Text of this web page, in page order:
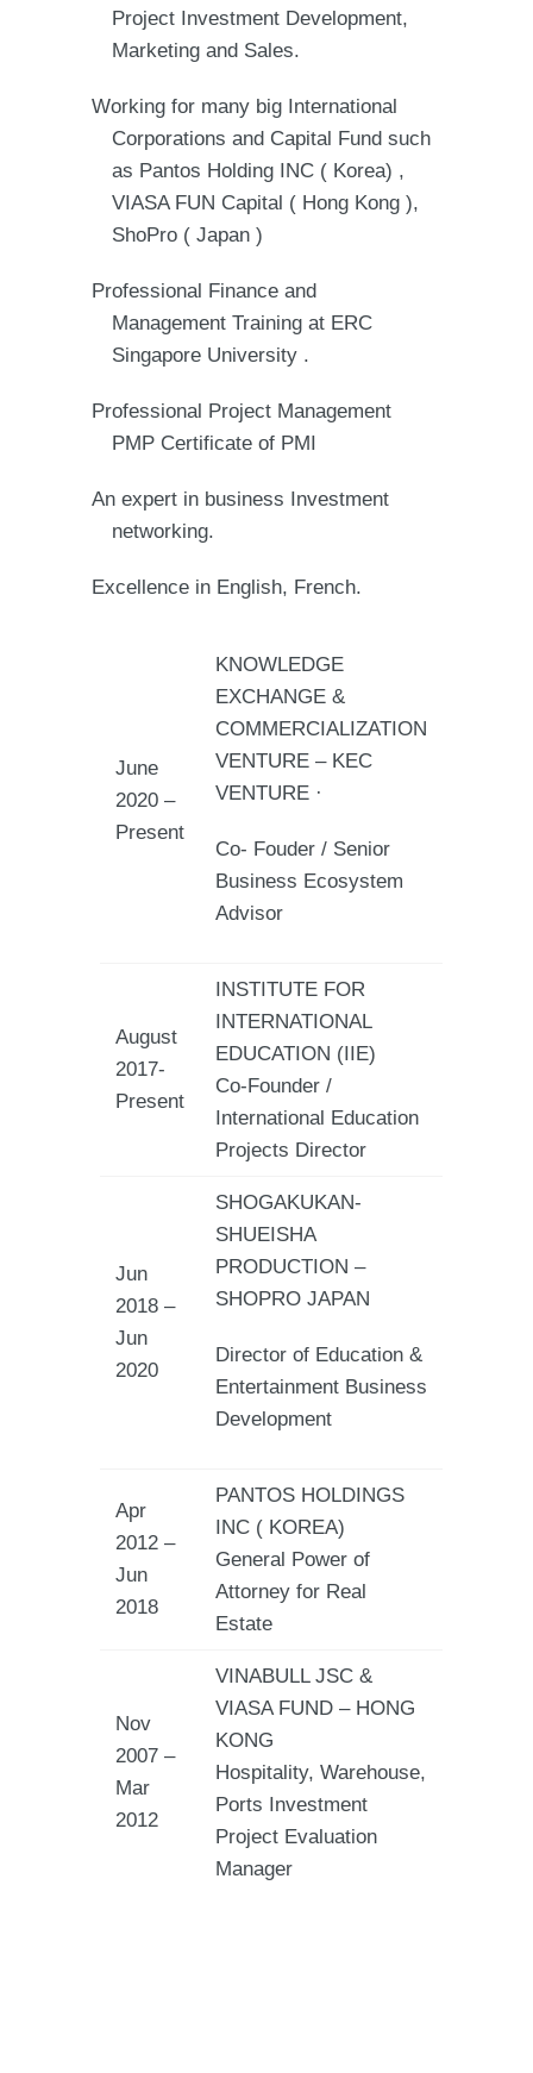
Project Investment Development,
Marketing and Sales.
Working for many big International
Corporations and Capital Fund such
as Pantos Holding INC ( Korea) ,
VIASA FUN Capital ( Hong Kong ),
ShoPro ( Japan )
Professional Finance and
Management Training at ERC
Singapore University .
Professional Project Management
PMP Certificate of PMI
An expert in business Investment
networking.
Excellence in English, French.
June
2020 –
Present
KNOWLEDGE
EXCHANGE &
COMMERCIALIZATION
VENTURE – KEC
VENTURE ·
Co- Fouder / Senior
Business Ecosystem
Advisor
August
2017-
Present
INSTITUTE FOR
INTERNATIONAL
EDUCATION (IIE)
Co-Founder /
International Education
Projects Director
Jun
2018 –
Jun
2020
SHOGAKUKAN-
SHUEISHA
PRODUCTION –
SHOPRO JAPAN
Director of Education &
Entertainment Business
Development
Apr
2012 –
Jun
2018
PANTOS HOLDINGS
INC ( KOREA)
General Power of
Attorney for Real
Estate
Nov
2007 –
Mar
2012
VINABULL JSC &
VIASA FUND – HONG
KONG
Hospitality, Warehouse,
Ports Investment
Project Evaluation
Manager